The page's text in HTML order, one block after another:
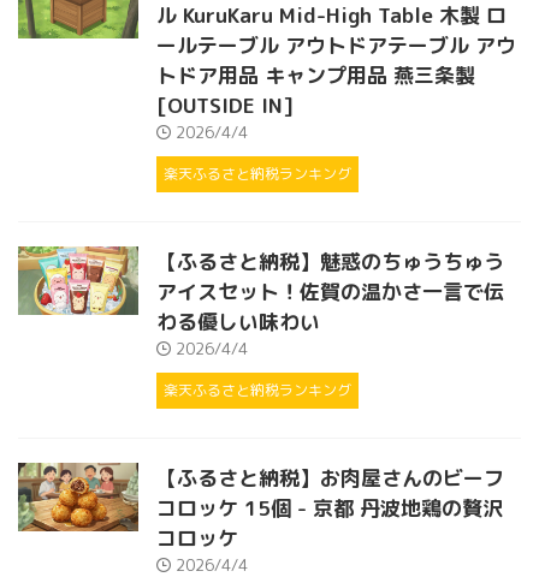
ル KuruKaru Mid-High Table 木製 ロ
ールテーブル アウトドアテーブル アウ
トドア用品 キャンプ用品 燕三条製
[OUTSIDE IN]
2026/4/4
楽天ふるさと納税ランキング
【ふるさと納税】魅惑のちゅうちゅう
アイスセット！佐賀の温かさ一言で伝
わる優しい味わい
2026/4/4
楽天ふるさと納税ランキング
【ふるさと納税】お肉屋さんのビーフ
コロッケ 15個 - 京都 丹波地鶏の贅沢
コロッケ
2026/4/4